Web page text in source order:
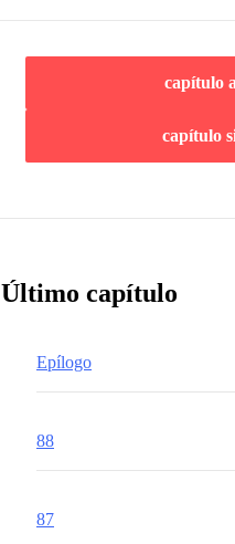
capítulo
capítulo
Último capítulo
Epílogo
88
87